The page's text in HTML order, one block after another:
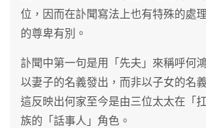
位，因而在訃聞寫法上也有特殊的處
的尊卑有別。
訃聞中第一句是用「先夫」來稱呼何
以妻子的名義發出，而非以子女的名
這反映出何家至今是由三位太太在「
族的「話事人」角色。